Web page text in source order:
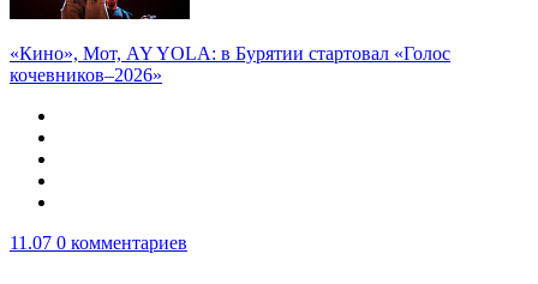
«Кино», Мот, AY YOLA: в Бурятии стартовал «Голос
кочевников–2026»
11.07 0 комментариев